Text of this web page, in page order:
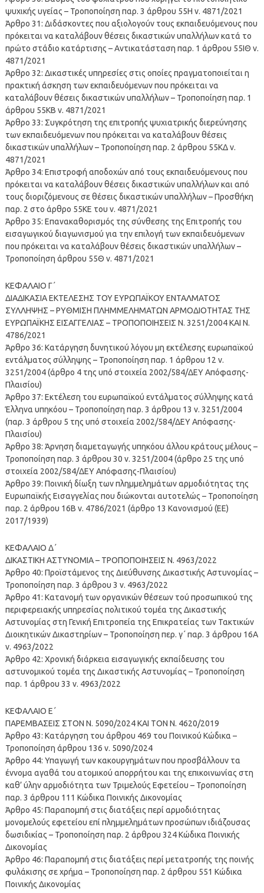
ψυχικής υγείας – Τροποποίηση παρ. 3 άρθρου 55H ν. 4871/2021
Άρθρο 31: Διδάσκοντες που αξιολογούν τους εκπαιδευόμενους που
πρόκειται να καταλάβουν θέσεις δικαστικών υπαλλήλων κατά το
πρώτο στάδιο κατάρτισης – Αντικατάσταση παρ. 1 άρθρου 55ΙΘ ν.
4871/2021
Άρθρο 32: Δικαστικές υπηρεσίες στις οποίες πραγματοποιείται η
πρακτική άσκηση των εκπαιδευόμενων που πρόκειται να
καταλάβουν θέσεις δικαστικών υπαλλήλων – Τροποποίηση παρ. 1
άρθρου 55KB ν. 4871/2021
Άρθρο 33: Συγκρότηση της επιτροπής ψυχιατρικής διερεύνησης
των εκπαιδευόμενων που πρόκειται να καταλάβουν θέσεις
δικαστικών υπαλλήλων – Τροποποίηση παρ. 2 άρθρου 55KΔ ν.
4871/2021
Άρθρο 34: Επιστροφή αποδοχών από τους εκπαιδευόμενους που
πρόκειται να καταλάβουν θέσεις δικαστικών υπαλλήλων και από
τους διοριζόμενους σε θέσεις δικαστικών υπαλλήλων – Προσθήκη
παρ. 2 στο άρθρο 55ΚΕ του ν. 4871/2021
Άρθρο 35: Επανακαθορισμός της σύνθεσης της Επιτροπής του
εισαγωγικού διαγωνισμού για την επιλογή των εκπαιδευόμενων
που πρόκειται να καταλάβουν θέσεις δικαστικών υπαλλήλων –
Τροποποίηση άρθρου 55Θ ν. 4871/2021
ΚΕΦΑΛΑΙΟ Γ΄
ΔΙΑΔΙΚΑΣΙΑ ΕΚΤΕΛΕΣΗΣ ΤΟΥ ΕΥΡΩΠΑΪΚΟΥ ΕΝΤΑΛΜΑΤΟΣ
ΣΥΛΛΗΨΗΣ – ΡΥΘΜΙΣΗ ΠΛΗΜΜΕΛΗΜΑΤΩΝ ΑΡΜΟΔΙΟΤΗΤΑΣ ΤΗΣ
ΕΥΡΩΠΑΪΚΗΣ ΕΙΣΑΓΓΕΛΙΑΣ – ΤΡΟΠΟΠΟΙΗΣΕΙΣ Ν. 3251/2004 ΚΑΙ Ν.
4786/2021
Άρθρο 36: Κατάργηση δυνητικού λόγου μη εκτέλεσης ευρωπαϊκού
εντάλματος σύλληψης – Τροποποίηση παρ. 1 άρθρου 12 ν.
3251/2004 (άρθρο 4 της υπό στοιχεία 2002/584/ΔΕΥ Απόφασης-
Πλαισίου)
Άρθρο 37: Εκτέλεση του ευρωπαϊκού εντάλματος σύλληψης κατά
Έλληνα υπηκόου – Τροποποίηση παρ. 3 άρθρου 13 ν. 3251/2004
(παρ. 3 άρθρου 5 της υπό στοιχεία 2002/584/ΔΕΥ Απόφασης-
Πλαισίου)
Άρθρο 38: Άρνηση διαμεταγωγής υπηκόου άλλου κράτους μέλους –
Τροποποίηση παρ. 3 άρθρου 30 ν. 3251/2004 (άρθρο 25 της υπό
στοιχεία 2002/584/ΔΕΥ Απόφασης-Πλαισίου)
Άρθρο 39: Ποινική δίωξη των πλημμελημάτων αρμοδιότητας της
Ευρωπαϊκής Εισαγγελίας που διώκονται αυτοτελώς – Τροποποίηση
παρ. 2 άρθρου 16Β ν. 4786/2021 (άρθρο 13 Κανονισμού (ΕΕ)
2017/1939)
ΚΕΦΑΛΑΙΟ Δ΄
ΔΙΚΑΣΤΙΚΗ ΑΣΤΥΝΟΜΙΑ – ΤΡΟΠΟΠΟΙΗΣΕΙΣ Ν. 4963/2022
Άρθρο 40: Προϊστάμενος της Διεύθυνσης Δικαστικής Αστυνομίας –
Τροποποίηση παρ. 3 άρθρου 3 ν. 4963/2022
Άρθρο 41: Κατανομή των οργανικών θέσεων τού προσωπικού της
περιφερειακής υπηρεσίας πολιτικού τομέα της Δικαστικής
Αστυνομίας στη Γενική Επιτροπεία της Επικρατείας των Τακτικών
Διοικητικών Δικαστηρίων – Τροποποίηση περ. γ΄ παρ. 3 άρθρου 16Α
ν. 4963/2022
Άρθρο 42: Χρονική διάρκεια εισαγωγικής εκπαίδευσης του
αστυνομικού τομέα της Δικαστικής Αστυνομίας – Τροποποίηση
παρ. 1 άρθρου 33 ν. 4963/2022
ΚΕΦΑΛΑΙΟ Ε΄
ΠΑΡΕΜΒΑΣΕΙΣ ΣΤΟΝ Ν. 5090/2024 ΚΑΙ ΤΟΝ Ν. 4620/2019
Άρθρο 43: Κατάργηση του άρθρου 469 του Ποινικού Κώδικα –
Τροποποίηση άρθρου 136 ν. 5090/2024
Άρθρο 44: Υπαγωγή των κακουργημάτων που προσβάλλουν τα
έννομα αγαθά του ατομικού απορρήτου και της επικοινωνίας στη
καθ’ ύλην αρμοδιότητα των Τριμελούς Εφετείου – Τροποποίηση
παρ. 3 άρθρου 111 Κώδικα Ποινικής Δικονομίας
Άρθρο 45: Παραπομπή στις διατάξεις περί αρμοδιότητας
μονομελούς εφετείου επί πλημμελημάτων προσώπων ιδιάζουσας
δωσιδικίας – Τροποποίηση παρ. 2 άρθρου 324 Κώδικα Ποινικής
Δικονομίας
Άρθρο 46: Παραπομπή στις διατάξεις περί μετατροπής της ποινής
φυλάκισης σε χρήμα – Τροποποίηση παρ. 2 άρθρου 551 Κώδικα
Ποινικής Δικονομίας